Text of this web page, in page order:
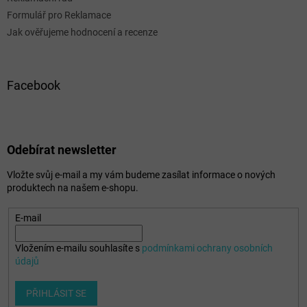
Formulář pro Reklamace
Jak ověřujeme hodnocení a recenze
Facebook
Odebírat newsletter
Vložte svůj e-mail a my vám budeme zasílat informace o nových
produktech na našem e-shopu.
E-mail
Vložením e-mailu souhlasíte s podmínkami ochrany osobních
údajů
PŘIHLÁSIT SE